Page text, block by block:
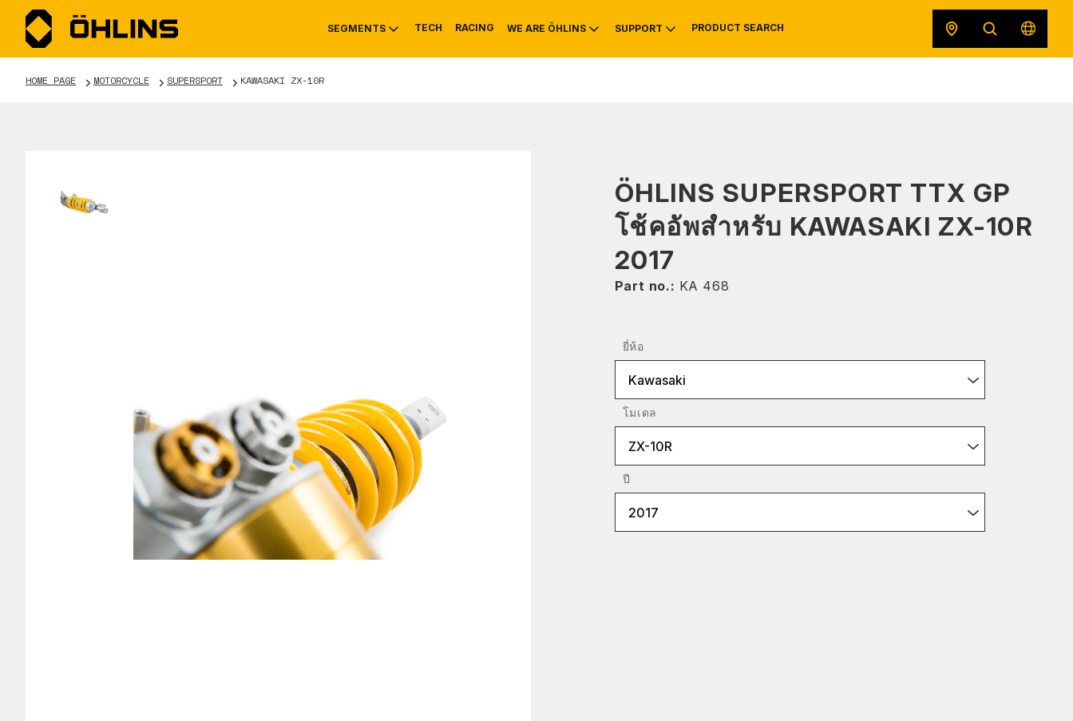
SEGMENTS
MOUNTAIN BIKE
TECH RACING WE ARE ÖHLINS
HISTORY
SUPPORT
SERVICE INFO & RECALLS
PRODUCT SEARCH
HOME PAGE MOTORCYCLE SUPERSPORT KAWASAKI ZX-10R
ÖHLINS SUPERSPORT TTX GP
โช้คอัพสำหรับ KAWASAKI ZX-10R
2017
Part no.: KA 468
ยี่ห้อ
Kawasaki
โมเดล
ZX-10R
ปี
2017